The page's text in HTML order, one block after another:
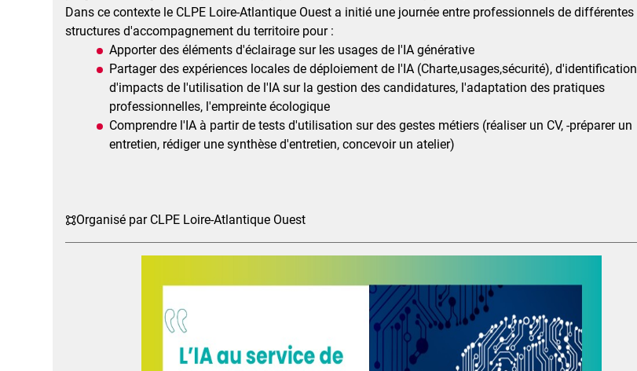
Dans ce contexte le CLPE Loire-Atlantique Ouest a initié une journée entre professionnels de différentes
structures d'accompagnement du territoire pour :
Apporter des éléments d'éclairage sur les usages de l'IA générative
Partager des expériences locales de déploiement de l'IA (Charte,usages,sécurité), d'identification
d'impacts de l'utilisation de l'IA sur la gestion des candidatures, l'adaptation des pratiques
professionnelles, l'empreinte écologique
Comprendre l'IA à partir de tests d'utilisation sur des gestes métiers (réaliser un CV, -préparer un
entretien, rédiger une synthèse d'entretien, concevoir un atelier)
Organisé par CLPE Loire-Atlantique Ouest